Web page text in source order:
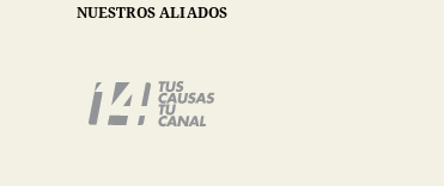
NUESTROS ALIADOS